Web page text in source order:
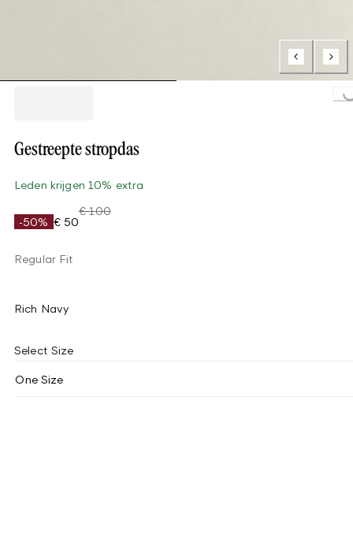
Gestreepte stropdas
Leden krijgen 10% extra
-50% € 50
€ 100
Regular Fit
Rich Navy
Select Size
One Size